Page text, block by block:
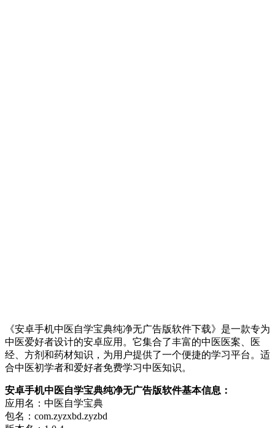
《安卓手机中医自学宝典纯净无广告版软件下载》是一款专为
中医爱好者设计的安卓应用。它集合了丰富的中医医案、医
经、方剂和药材知识，为用户提供了一个便捷的学习平台。适
合中医初学者和爱好者免费学习中医知识。
安卓手机中医自学宝典纯净无广告版软件基本信息：
应用名：中医自学宝典
包名：com.zyzxbd.zyzbd